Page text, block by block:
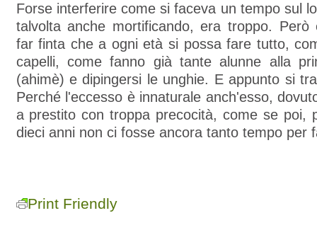
Forse interferire come si faceva un tempo sul
talvolta anche mortificando, era troppo. Però
far finta che a ogni età si possa fare tutto,
capelli, come fanno già tante alunne alla
(ahimè) e dipingersi le unghie. E appunto si
Perché l'eccesso è innaturale anch'esso,
a prestito con troppa precocità, come se poi,
dieci anni non ci fosse ancora tanto tempo per
Print Friendly